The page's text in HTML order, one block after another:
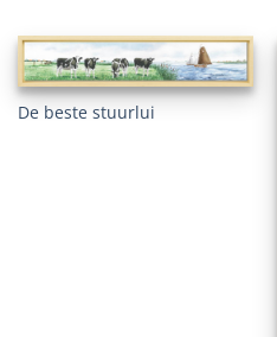
De beste stuurlui